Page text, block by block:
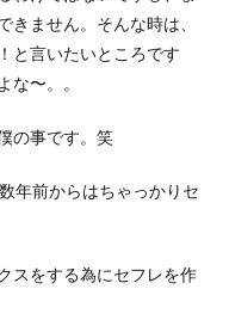
きません。そんな時は、
と言いたいところです
な〜。。
の事です。笑
年前からはちゃっかりセ
スをする為にセフレを作